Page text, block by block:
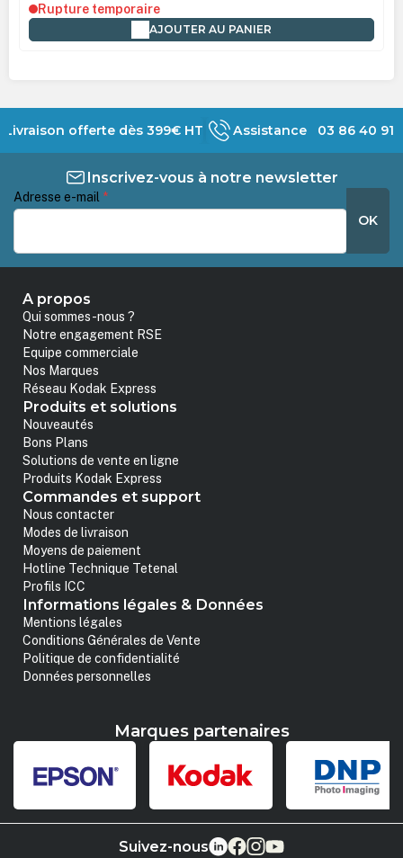
Rupture temporaire
AJOUTER AU PANIER
Livraison offerte dès 399€ HT Assistance 03 86 40 91
Inscrivez-vous à notre newsletter
Adresse e-mail *
OK
A propos
Qui sommes-nous ?
Notre engagement RSE
Equipe commerciale
Nos Marques
Réseau Kodak Express
Produits et solutions
Nouveautés
Bons Plans
Solutions de vente en ligne
Produits Kodak Express
Commandes et support
Nous contacter
Modes de livraison
Moyens de paiement
Hotline Technique Tetenal
Profils ICC
Informations légales & Données
Mentions légales
Conditions Générales de Vente
Politique de confidentialité
Données personnelles
Marques partenaires
Suivez-nous